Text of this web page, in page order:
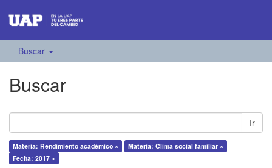
Buscar
Buscar
Ir
Materia: Rendimiento académico ×
Materia: Clima social familiar ×
Fecha: 2017 ×